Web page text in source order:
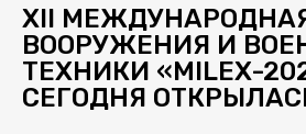
XII
ВООРУЖЕНИЯ И
ТЕХНИКИ «MILEX-
СЕГОДНЯ